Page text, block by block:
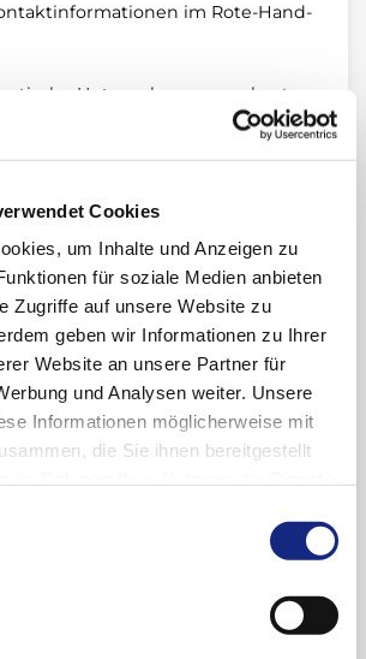
Cookies
um Inhalte und Anzeigen zu
für soziale Medien anbieten
Zugriffe auf unsere Website zu
geben wir Informationen zu Ihrer
Website an unsere Partner für
und Analysen weiter. Unsere
Informationen möglicherweise mit
die Sie ihnen bereitgestellt
unsere Webseite weiterhin
im Rote-Hand-
Unternehmer veranlasste
Beschwerden die Überprüfung
Die Beschädigung der
wurde dem Glas-zu-Glas-
auf Grund fehlender
Kartontrenner in der
der Verpackung
Es wurden Chargen im Markt
die noch am Herstellungsort
Der Defekt trat bei 0,03 % der
auf.
zur Behandlung von
Infektionen, nosokomiale
sowie von Infektionen
gramnegativer Erreger bei